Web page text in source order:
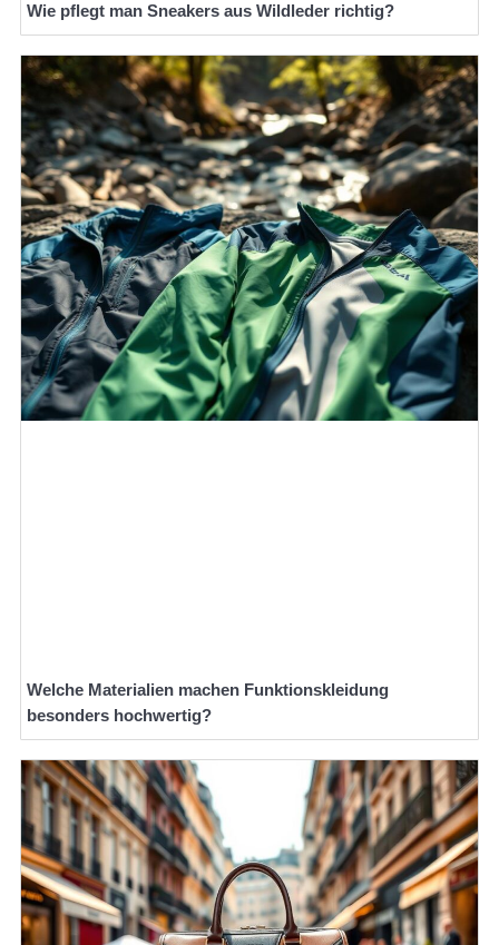
Wie pflegt man Sneakers aus Wildleder richtig?
Welche Materialien machen Funktionskleidung
besonders hochwertig?